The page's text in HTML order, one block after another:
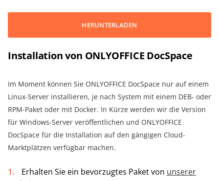
HERUNTERLADEN
Installation von ONLYOFFICE DocSpace
Im Moment können Sie ONLYOFFICE DocSpace nur auf einem
Linux-Server installieren, je nach System mit einem DEB- oder
RPM-Paket oder mit Docker. In Kürze werden wir die Version
für Windows-Server veröffentlichen und ONLYOFFICE
DocSpace für die Installation auf den gängigen Cloud-
Marktplätzen verfügbar machen.
Erhalten Sie ein bevorzugtes Paket von unserer